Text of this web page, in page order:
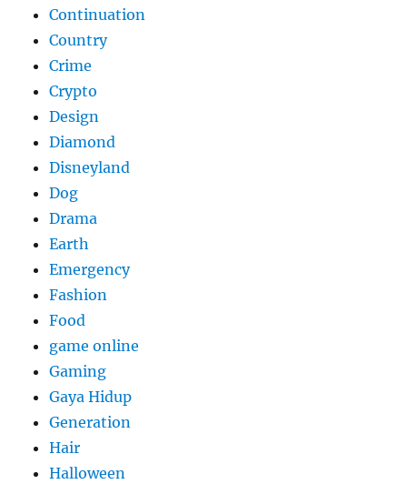
Continuation
Country
Crime
Crypto
Design
Diamond
Disneyland
Dog
Drama
Earth
Emergency
Fashion
Food
game online
Gaming
Gaya Hidup
Generation
Hair
Halloween